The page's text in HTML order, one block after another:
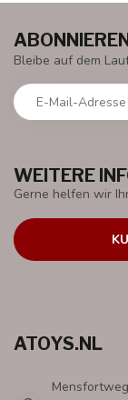
WEITERE
Gerne helfen wir
Bleibe auf dem
ATOYS.NL